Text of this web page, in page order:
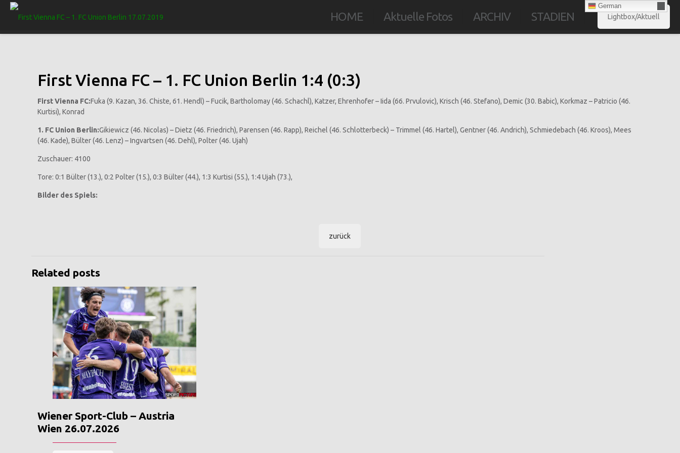
HOME Aktuelle Fotos ARCHIV STADIEN
German
Lightbox/Aktuell
First Vienna FC – 1. FC Union Berlin 1:4 (0:3)
First Vienna FC:Fuka (9. Kazan, 36. Chiste, 61. Hendl) – Fucik, Bartholomay (46. Schachl), Katzer, Ehrenhofer – Iida (66. Prvulovic), Krisch (46. Stefano), Demic (30. Babic), Korkmaz – Patricio (46.
Kurtisi), Konrad
1. FC Union Berlin:Gikiewicz (46. Nicolas) – Dietz (46. Friedrich), Parensen (46. Rapp), Reichel (46. Schlotterbeck) – Trimmel (46. Hartel), Gentner (46. Andrich), Schmiedebach (46. Kroos), Mees
(46. Kade), Bülter (46. Lenz) – Ingvartsen (46. Dehl), Polter (46. Ujah)
Zuschauer: 4100
Tore: 0:1 Bülter (13.), 0:2 Polter (15.), 0:3 Bülter (44.), 1:3 Kurtisi (55.), 1:4 Ujah (73.),
Bilder des Spiels:
zurück
Related posts
Wiener Sport-Club – Austria
Wien 26.07.2026